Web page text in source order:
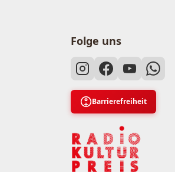
Folge uns
Barrierefreiheit